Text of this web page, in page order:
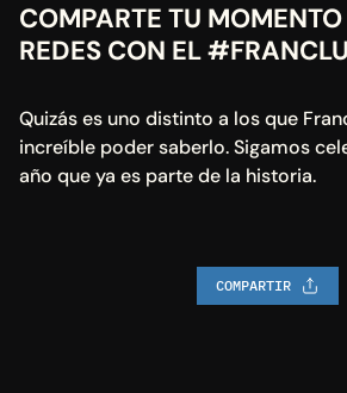
COMPARTE TU
REDES CON EL
Quizás es uno distinto a los que
increíble poder saberlo. Sigamos
año que ya es parte de la historia.
COMPARTIR